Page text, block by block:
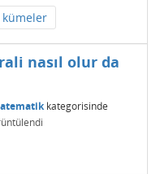
kümeler
nasıl olur da
kategorisinde